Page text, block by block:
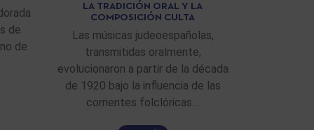
de
de
LA TRADICIÓN ORAL Y LA
COMPOSICIÓN CULTA
Las músicas judeoespañolas,
transmitidas oralmente,
evolucionaron a partir de la década
de 1920 bajo la influencia de las
corrientes folclóricas…